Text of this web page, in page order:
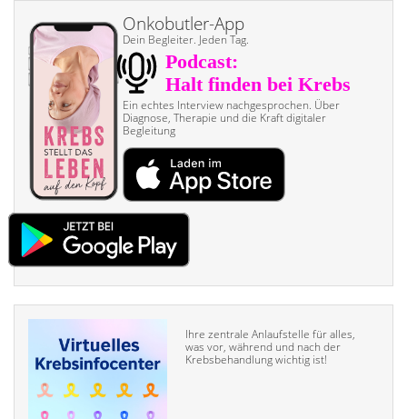
Onkobutler-App
Dein Begleiter. Jeden Tag.
Ein echtes Interview nach­gesprochen. Über
Diagnose, Therapie und die Kraft digitaler
Begleitung
Ihre zentrale Anlaufstelle für alles,
was vor, während und nach der
Krebsbehandlung wichtig ist!